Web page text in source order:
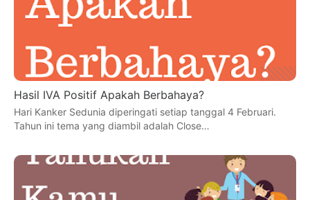
Hasil IVA Positif Apakah Berbahaya?
Hari Kanker Sedunia diperingati setiap tanggal 4 Februari.
Tahun ini tema yang diambil adalah Close…